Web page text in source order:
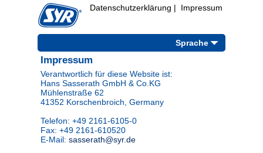
Datenschutzerklärung | Impressum
Sprache
Impressum
Verantwortlich für diese Website ist:
Hans Sasserath GmbH & Co.KG
Mühlenstraße 62
41352 Korschenbroich, Germany
Telefon: +49 2161-6105-0
Fax: +49 2161-610520
E-Mail: